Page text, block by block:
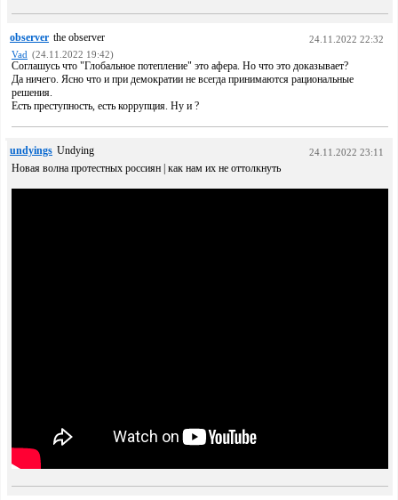
observer the observer
24.11.2022 22:32
Vad (24.11.2022 19:42)
Соглашусь что "Глобальное потепление" это афера. Но что это доказывает?
Да ничего. Ясно что и при демократии не всегда принимаются рациональные
решения.
Есть преступность, есть коррупция. Ну и ?
undyings Undying 24.11.2022 23:11
Новая волна протестных россиян | как нам их не оттолкнуть